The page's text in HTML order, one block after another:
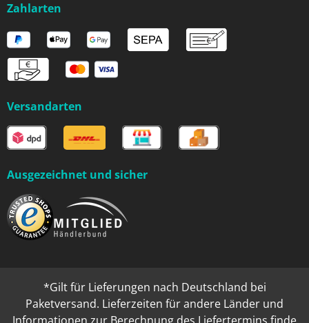
Zahlarten
Versandarten
Ausgezeichnet und sicher
*Gilt für Lieferungen nach Deutschland bei
Paketversand. Lieferzeiten für andere Länder und